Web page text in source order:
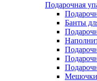
Подарочная
Банты
Мешочки